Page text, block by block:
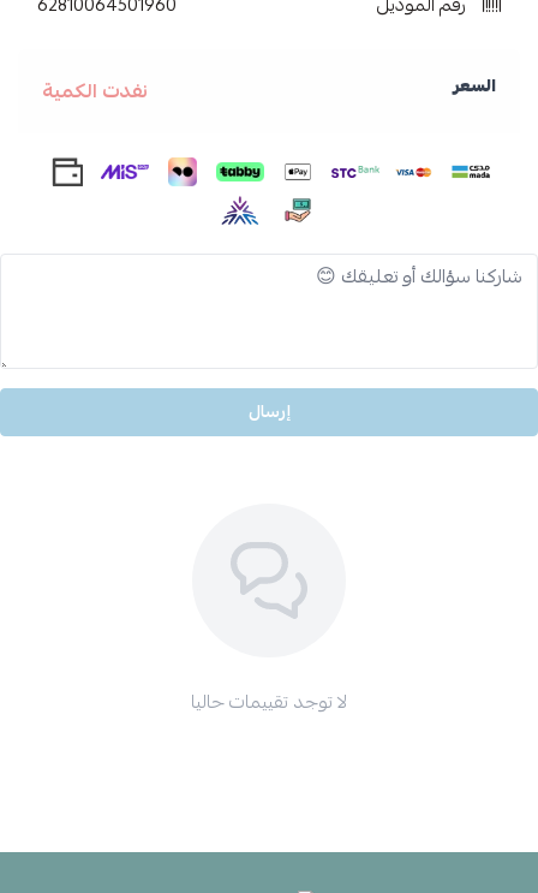
السعر نفدت الكمية
إرسال
لا توجد تقييمات حاليا